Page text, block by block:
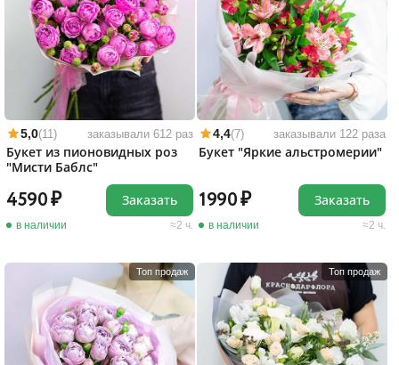
5,0(11) заказывали 612 раз
Букет из пионовидных роз
"Мисти Баблс"
4590
в наличии 2 ч.
Заказать
4,4(7) заказывали 122 раза
Букет "Яркие альстромерии"
1990
в наличии 2 ч.
Заказать
Топ продаж Топ продаж